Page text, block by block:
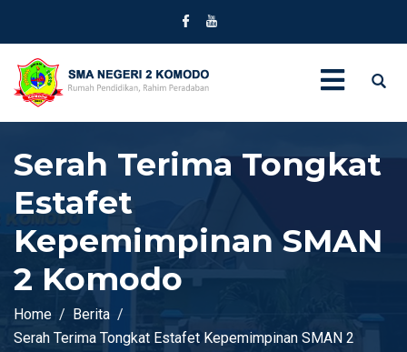
Serah Terima Tongkat
Estafet
Kepemimpinan SMAN
2 Komodo
Home
Berita
Serah Terima Tongkat Estafet Kepemimpinan SMAN 2